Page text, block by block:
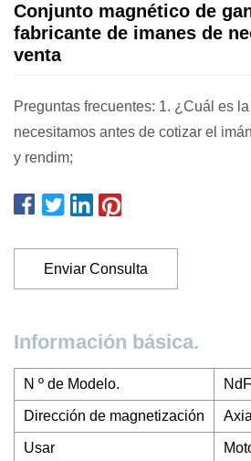
Conjunto magnético de
fabricante de imanes de
venta
Preguntas frecuentes: 1. ¿Cuál es
necesitamos antes de cotizar el
y rendim;
Enviar Consulta
Información básica.
N º de Modelo.
Dirección de magnetización
Usar